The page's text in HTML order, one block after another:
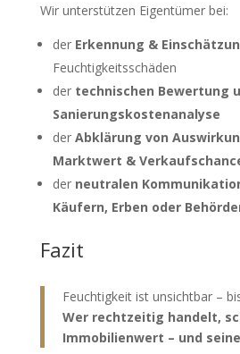
Wir unterstützen Eigentümer bei:
der Erkennung &
Feuchtigkeitsschäden
der technischen Bewertung
Sanierungskostenanalyse
der Abklärung von
Marktwert &
der neutralen
Käufern, Erben oder
Fazit
Feuchtigkeit ist unsichtbar –
Wer rechtzeitig handelt,
Immobilienwert – und